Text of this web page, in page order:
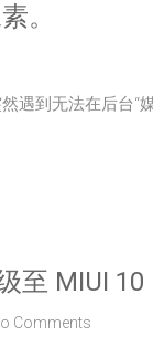
。
遇到无法在后台“
至 MIUI 10
Comments